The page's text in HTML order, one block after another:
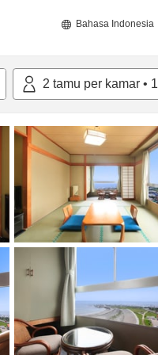
Bahasa Indonesia
2 tamu per kamar • 1